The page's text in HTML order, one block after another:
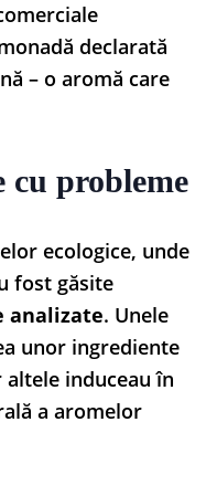
declarată
– o aromă care
cu probleme
ecologice, unde
fost găsite
analizate. Unele
unor ingrediente
induceau în
a aromelor